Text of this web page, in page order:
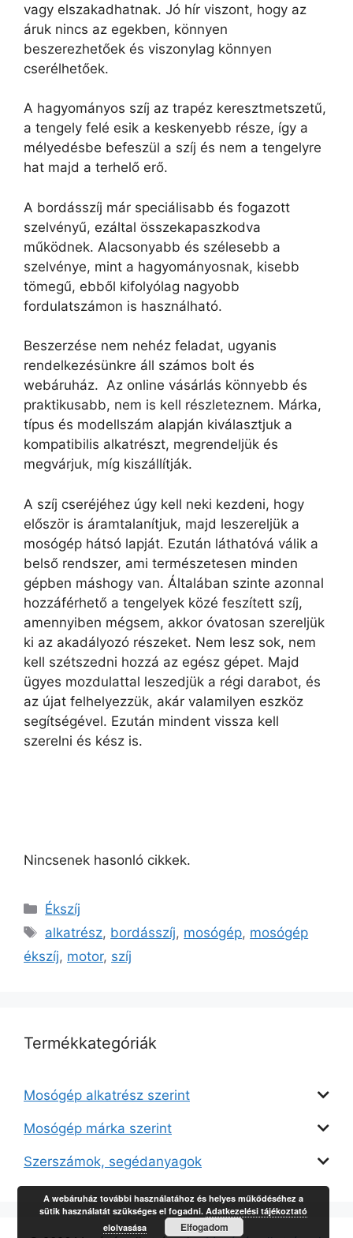
vagy elszakadhatnak. Jó hír viszont, hogy az
áruk nincs az egekben, könnyen
beszerezhetőek és viszonylag könnyen
cserélhetőek.
A hagyományos szíj az trapéz keresztmetszetű,
a tengely felé esik a keskenyebb része, így a
mélyedésbe befeszül a szíj és nem a tengelyre
hat majd a terhelő erő.
A bordásszíj már speciálisabb és fogazott
szelvényű, ezáltal összekapaszkodva
működnek. Alacsonyabb és szélesebb a
szelvénye, mint a hagyományosnak, kisebb
tömegű, ebből kifolyólag nagyobb
fordulatszámon is használható.
Beszerzése nem nehéz feladat, ugyanis
rendelkezésünkre áll számos bolt és
webáruház. Az online vásárlás könnyebb és
praktikusabb, nem is kell részleteznem. Márka,
típus és modellszám alapján kiválasztjuk a
kompatibilis alkatrészt, megrendeljük és
megvárjuk, míg kiszállítják.
A szíj cseréjéhez úgy kell neki kezdeni, hogy
először is áramtalanítjuk, majd leszereljük a
mosógép hátsó lapját. Ezután láthatóvá válik a
belső rendszer, ami természetesen minden
gépben máshogy van. Általában szinte azonnal
hozzáférhető a tengelyek közé feszített szíj,
amennyiben mégsem, akkor óvatosan szereljük
ki az akadályozó részeket. Nem lesz sok, nem
kell szétszedni hozzá az egész gépet. Majd
ügyes mozdulattal leszedjük a régi darabot, és
az újat felhelyezzük, akár valamilyen eszköz
segítségével. Ezután mindent vissza kell
szerelni és kész is.
Nincsenek hasonló cikkek.
Kategória
Ékszíj
Címkék
alkatrész, bordásszíj, mosógép, mosógép
ékszíj, motor, szíj
Termékkategóriák
Mosógép alkatrész szerint
Mosógép márka szerint
Szerszámok, segédanyagok
A webáruház további használatához és helyes műkődéséhez a
sütik használatát szükséges el fogadni.Adatkezelési tájékoztató
elolvasása
Elfogadom